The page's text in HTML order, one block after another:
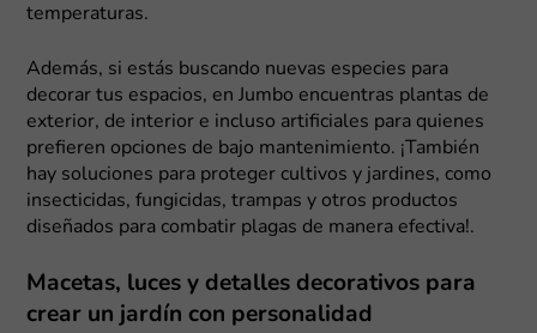
temperaturas.
Además, si estás buscando nuevas especies para
decorar tus espacios, en Jumbo encuentras plantas de
exterior, de interior e incluso artificiales para quienes
prefieren opciones de bajo mantenimiento. ¡También
hay soluciones para proteger cultivos y jardines, como
insecticidas, fungicidas, trampas y otros productos
diseñados para combatir plagas de manera efectiva!.
Macetas, luces y detalles decorativos para
crear un jardín con personalidad